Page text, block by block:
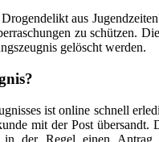
aus
zu schützen.
gelöscht werden.
ist online schnell
mit der Post
der Regel einen Antrag